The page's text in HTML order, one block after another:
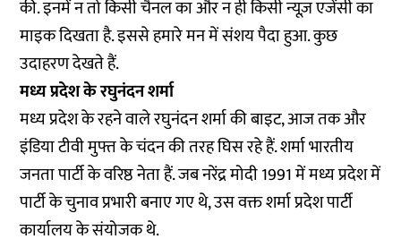
की. इनमें न तो किसी चैनल का और न ही किसी न्यूज़ एजेंसी का
माइक दिखता है. इससे हमारे मन में संशय पैदा हुआ. कुछ
उदाहरण देखते हैं.
मध्य प्रदेश के रघुनंदन शर्मा
मध्य प्रदेश के रहने वाले रघुनंदन शर्मा की बाइट, आज तक और
इंडिया टीवी मुफ्त के चंदन की तरह घिस रहे हैं. शर्मा भारतीय
जनता पार्टी के वरिष्ठ नेता हैं. जब नरेंद्र मोदी 1991 में मध्य प्रदेश में
पार्टी के चुनाव प्रभारी बनाए गए थे, उस वक्त शर्मा प्रदेश पार्टी
कार्यालय के संयोजक थे.